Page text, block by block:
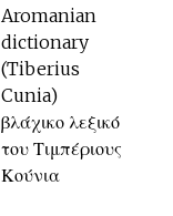
Aromanian
dictionary
(Tiberius
Cunia)
βλάχικο λεξικό
του Τιμπέριους
Κούνια